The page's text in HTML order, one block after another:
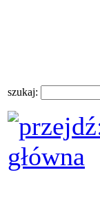
szukaj: